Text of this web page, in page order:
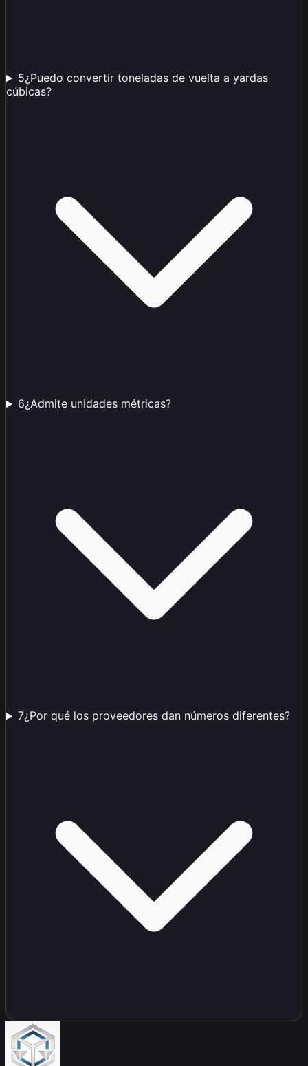
5¿Puedo convertir toneladas de vuelta a yardas
cúbicas?
6¿Admite unidades métricas?
7¿Por qué los proveedores dan números diferentes?